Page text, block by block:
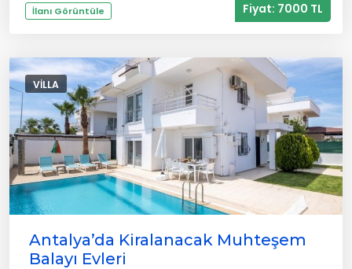
İlanı Görüntüle Fiyat: 7000 TL
VILLA
Antalya’da Kiralanacak Muhteşem
Balayı Evleri